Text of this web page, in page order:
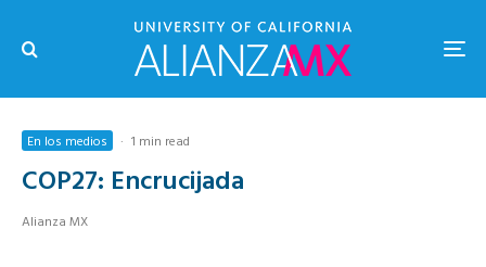
En los medios · 1 min read
COP27: Encrucijada
Alianza MX